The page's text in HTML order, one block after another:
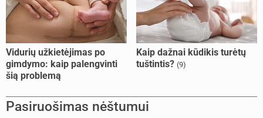
Vidurių užkietėjimas po
gimdymo: kaip palengvinti
šią problemą
Kaip dažnai kūdikis turėtų
tuštintis? (9)
Pasiruošimas nėštumui